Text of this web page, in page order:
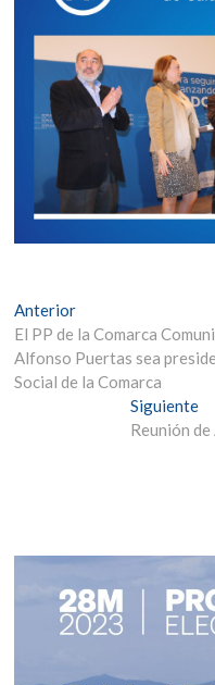
Navegación
de
entradas
AnteriorEntrada
anterior:
El PP de la Comarca
Alfonso Puertas sea
Social de la Comarca
Siguiente
Reunión